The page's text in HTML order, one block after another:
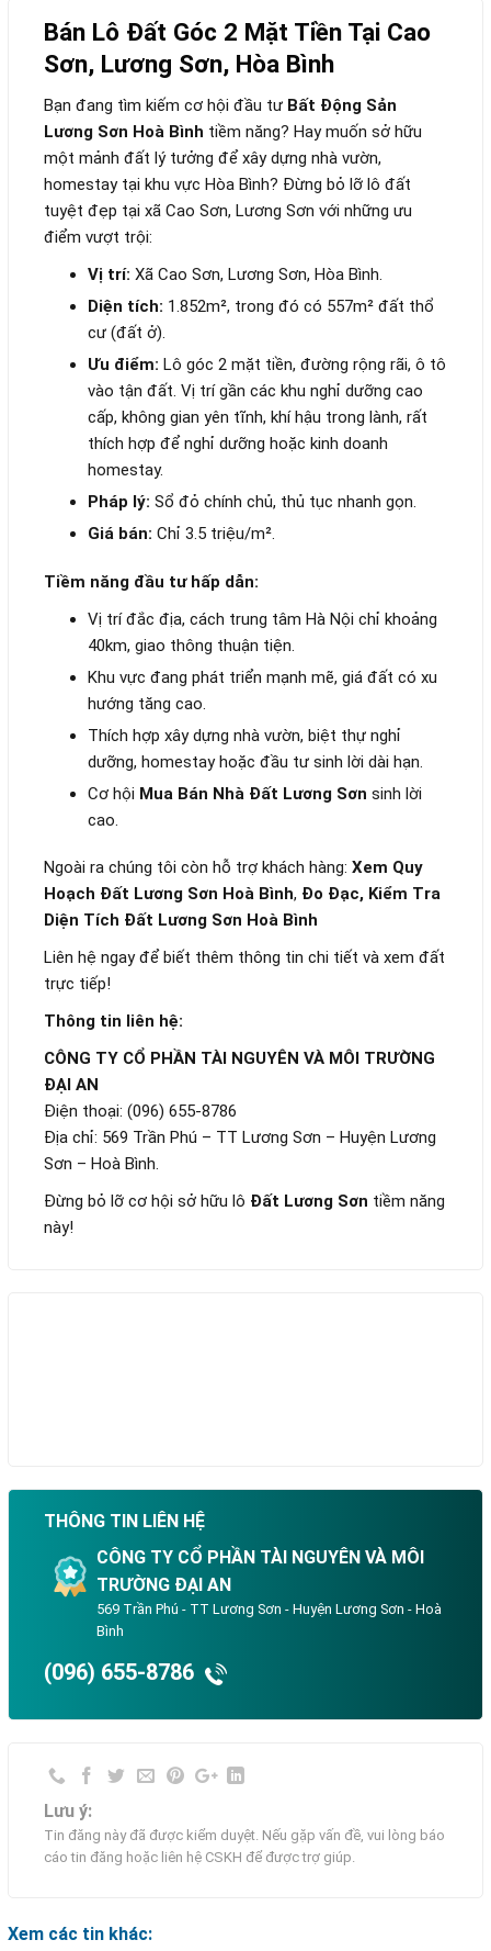
Bán Lô Đất Góc 2 Mặt Tiền Tại Cao
Sơn, Lương Sơn, Hòa Bình
Bạn đang tìm kiếm cơ hội đầu tư Bất Động Sản
Lương Sơn Hoà Bình tiềm năng? Hay muốn sở hữu
một mảnh đất lý tưởng để xây dựng nhà vườn,
homestay tại khu vực Hòa Bình? Đừng bỏ lỡ lô đất
tuyệt đẹp tại xã Cao Sơn, Lương Sơn với những ưu
điểm vượt trội:
Vị trí: Xã Cao Sơn, Lương Sơn, Hòa Bình.
Diện tích: 1.852m², trong đó có 557m² đất thổ
cư (đất ở).
Ưu điểm: Lô góc 2 mặt tiền, đường rộng rãi, ô tô
vào tận đất. Vị trí gần các khu nghỉ dưỡng cao
cấp, không gian yên tĩnh, khí hậu trong lành, rất
thích hợp để nghỉ dưỡng hoặc kinh doanh
homestay.
Pháp lý: Sổ đỏ chính chủ, thủ tục nhanh gọn.
Giá bán: Chỉ 3.5 triệu/m².
Tiềm năng đầu tư hấp dẫn:
Vị trí đắc địa, cách trung tâm Hà Nội chỉ khoảng
40km, giao thông thuận tiện.
Khu vực đang phát triển mạnh mẽ, giá đất có xu
hướng tăng cao.
Thích hợp xây dựng nhà vườn, biệt thự nghỉ
dưỡng, homestay hoặc đầu tư sinh lời dài hạn.
Cơ hội Mua Bán Nhà Đất Lương Sơn sinh lời
cao.
Ngoài ra chúng tôi còn hỗ trợ khách hàng: Xem Quy
Hoạch Đất Lương Sơn Hoà Bình, Đo Đạc, Kiểm Tra
Diện Tích Đất Lương Sơn Hoà Bình
Liên hệ ngay để biết thêm thông tin chi tiết và xem đất
trực tiếp!
Thông tin liên hệ:
CÔNG TY CỔ PHẦN TÀI NGUYÊN VÀ MÔI TRƯỜNG
ĐẠI AN
Điện thoại: (096) 655-8786
Địa chỉ: 569 Trần Phú – TT Lương Sơn – Huyện Lương
Sơn – Hoà Bình.
Đừng bỏ lỡ cơ hội sở hữu lô Đất Lương Sơn tiềm năng
này!
THÔNG TIN LIÊN HỆ
CÔNG TY CỔ PHẦN TÀI NGUYÊN VÀ MÔI
TRƯỜNG ĐẠI AN
569 Trần Phú - TT Lương Sơn - Huyện Lương Sơn - Hoà
Bình
(096) 655-8786
Lưu ý:
Tin đăng này đã được kiểm duyệt. Nếu gặp vấn đề, vui lòng báo
cáo tin đăng hoặc liên hệ CSKH để được trợ giúp.
Xem các tin khác: